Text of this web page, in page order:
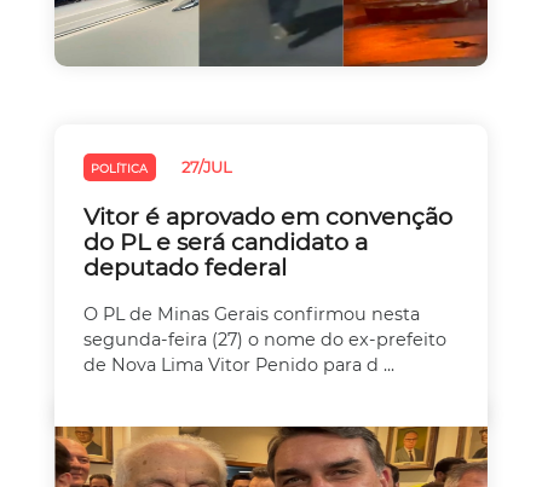
POLÍTICA 27/JUL
Vitor é aprovado em convenção
do PL e será candidato a
deputado federal
O PL de Minas Gerais confirmou nesta
segunda-feira (27) o nome do ex-prefeito
de Nova Lima Vitor Penido para d ...